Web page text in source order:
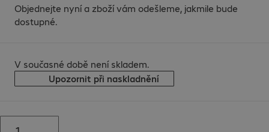
Objednejte nyní a zboží vám odešleme, jakmile bude
dostupné.
V současné době není skladem.
Upozornit při naskladnění